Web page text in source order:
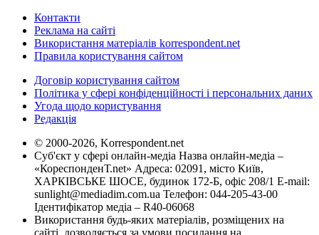
Контакти
Реклама на сайті
Використання матеріалів korrespondent.net
Правила користування сайтом
Договір користування сайтом
Політика у сфері конфіденційності і персональних даних
Угода щодо користування
Редакція
© 2000-2026, Korrespondent.net
Суб'єкт у сфері онлайн-медіа Назва онлайн-медіа –
«КореспонденТ.net» Адреса: 02091, місто Київ,
ХАРКІВСЬКЕ ШОСЕ, будинок 172-Б, офіс 208/1 E-mail:
sunlight@mediadim.com.ua Телефон: 044-205-43-00
Ідентифікатор медіа – R40-06068
Використання будь-яких матеріалів, розміщених на
сайті, дозволяється за умови посилання на